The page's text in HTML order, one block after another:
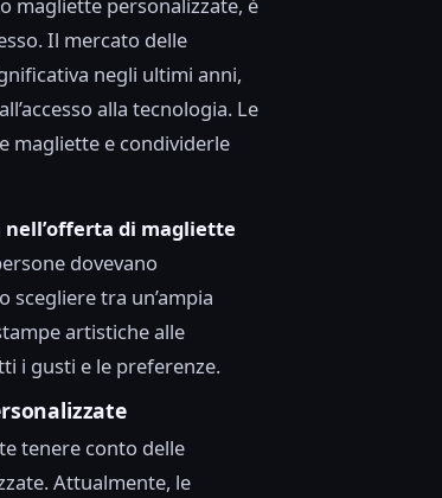
Il mercato delle
negli ultimi anni,
alla tecnologia. Le
magliette e condividerle
di magliette
dovevano
scegliere tra un’ampia
artistiche alle
i gusti e le preferenze.
tenere conto delle
Attualmente, le